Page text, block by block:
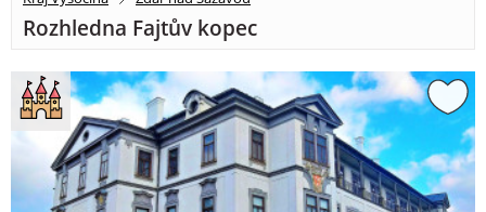
Rozhledna Fajtův kopec